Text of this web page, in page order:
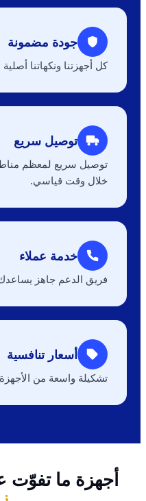
جودة مضمونة
كل أجهزتنا ونكهاتنا أصلية 100% ومن موردين معتمدين.
توصيل سريع
توصيل سريع لمعظم
خلال وقت قياسي.
خدمة عملاء
فريق الدعم جاهز
أسعار تنافسية
تشكيلة واسعة من
أجهزة ما